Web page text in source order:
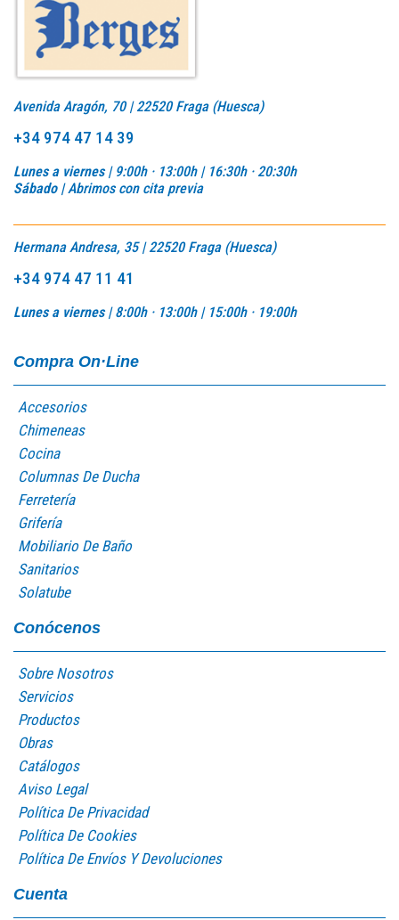
Avenida Aragón, 70 | 22520 Fraga (Huesca)
+34 974 47 14 39
Lunes a viernes | 9:00h · 13:00h | 16:30h · 20:30h
Sábado |Abrimos con cita previa
Hermana Andresa, 35 | 22520 Fraga (Huesca)
+34 974 47 11 41
Lunes a viernes |8:00h · 13:00h | 15:00h · 19:00h
Compra On·Line
Accesorios
Chimeneas
Cocina
Columnas De Ducha
Ferretería
Grifería
Mobiliario De Baño
Sanitarios
Solatube
Conócenos
Sobre Nosotros
Servicios
Productos
Obras
Catálogos
Aviso Legal
Política De Privacidad
Política De Cookies
Política De Envíos Y Devoluciones
Cuenta